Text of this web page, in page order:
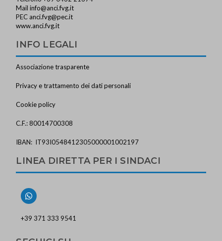
Mailinfo@anci.fvg.it
PEC anci.fvg@pec.it
www.anci.fvg.it
INFO LEGALI
Associazione trasparente
Privacy e trattamento dei dati personali
Cookie policy
C.F.: 80014700308
IBAN: IT93I0548412305000001002197
LINEA DIRETTA PER I SINDACI
+39 371 333 9541